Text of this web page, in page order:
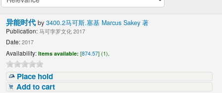
异能时代by3400.2马可斯.塞基 Marcus Sakey 著
Publication: 马可孛罗文化 2017
Date: 2017
Availability: Items available: [874.57] (1),
Place hold
Add to cart